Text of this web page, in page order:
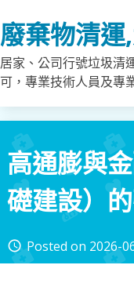
to
content
廢棄物清
居家、公司行號垃圾清
可，專業技術人員及專
高通膨與
礎建設）
access_time Posted on 2026-